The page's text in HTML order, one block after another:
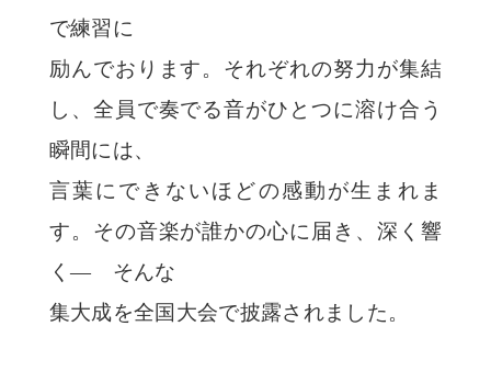
で練習に
励んでおります。それぞれの努力が集結
し、全員で奏でる音がひとつに溶け合う
瞬間には、
言葉にできないほどの感動が生まれま
す。その音楽が誰かの心に届き、深く響
く― そんな
集大成を全国大会で披露されました。